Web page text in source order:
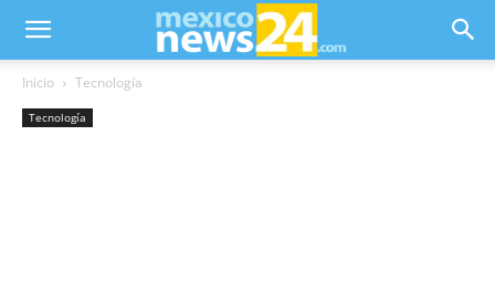
Inicio Tecnología
Tecnología